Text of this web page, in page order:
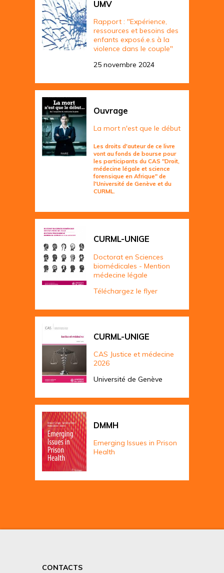
UMV
Rapport : "Expérience,
ressources et besoins des
enfants exposé.e.s à la
violence dans le couple"
25 novembre 2024
Ouvrage
La mort n'est que le début
Les droits d'auteur de ce livre
vont au fonds de bourse pour
les participants du CAS "Droit,
médecine légale et science
forensique en Afrique" de
l'Université de Genève et du
CURML.
CURML-UNIGE
Doctorat en Sciences
biomédicales - Mention
médecine légale
Téléchargez le flyer
CURML-UNIGE
CAS Justice et médecine
2026
Université de Genève
DMMH
Emerging Issues in Prison
Health
CONTACTS